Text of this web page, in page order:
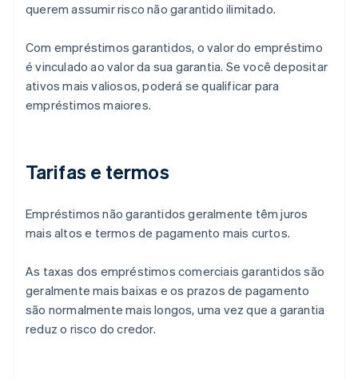
querem assumir risco não garantido ilimitado.
Com empréstimos garantidos, o valor do empréstimo
é vinculado ao valor da sua garantia. Se você depositar
ativos mais valiosos, poderá se qualificar para
empréstimos maiores.
Tarifas e termos
Empréstimos não garantidos geralmente têm juros
mais altos e termos de pagamento mais curtos.
As taxas dos empréstimos comerciais garantidos são
geralmente mais baixas e os prazos de pagamento
são normalmente mais longos, uma vez que a garantia
reduz o risco do credor.